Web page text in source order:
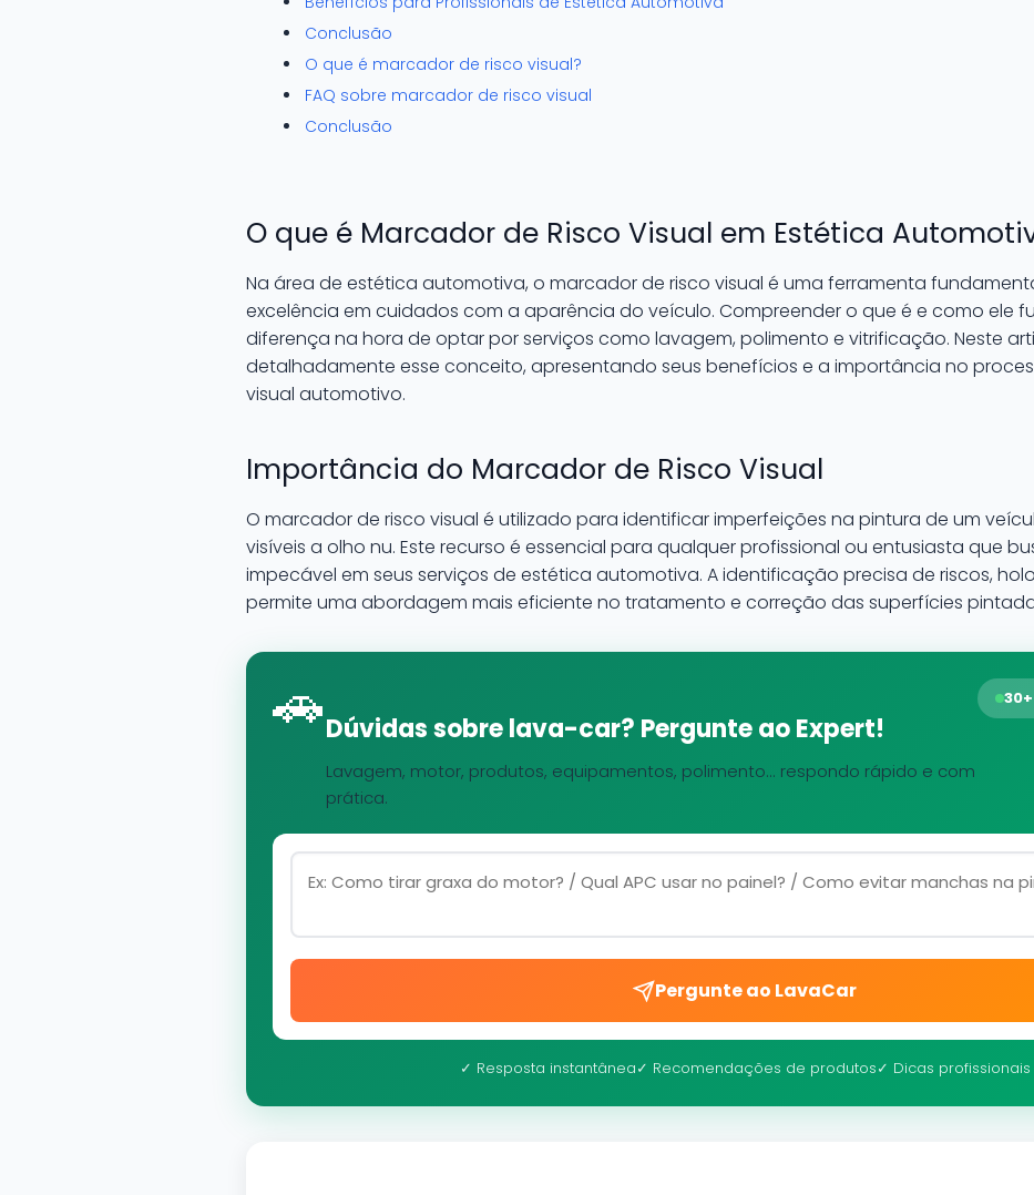
Conclusão
O que é marcador de risco visual?
FAQ sobre marcador de risco visual
Conclusão
O que é Marcador de Risco Visual em Estética
Na área de estética automotiva, o marcador de risco visual é uma ferramenta
excelência em cuidados com a aparência do veículo. Compreender o que é e como ele
diferença na hora de optar por serviços como lavagem, polimento e vitrificação. Neste
detalhadamente esse conceito, apresentando seus benefícios e a importância no
visual automotivo.
Importância do Marcador de Risco Visual
O marcador de risco visual é utilizado para identificar imperfeições na pintura de um
visíveis a olho nu. Este recurso é essencial para qualquer profissional ou entusiasta que
impecável em seus serviços de estética automotiva. A identificação precisa de riscos,
permite uma abordagem mais eficiente no tratamento e correção das superfícies
🚗Dúvidas sobre lava-car? Pergunte ao Expert!
Lavagem, motor, produtos, equipamentos, polimento... respondo rápido e com
prática.
Pergunte ao LavaCar
✓ Resposta instantânea✓ Recomendações de produtos✓ Dicas profissionais